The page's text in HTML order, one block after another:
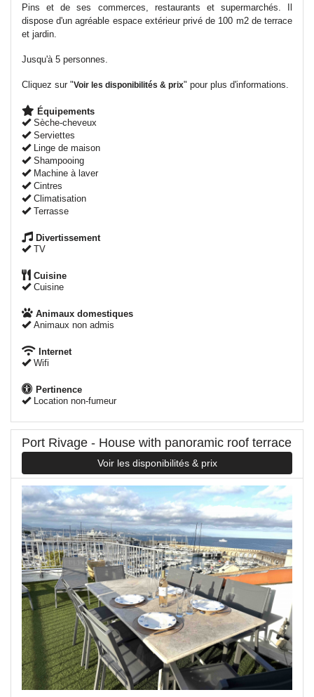
Pins et de ses commerces, restaurants et supermarchés. Il
dispose d'un agréable espace extérieur privé de 100 m2 de terrace
et jardin.
Jusqu'à 5 personnes.
Cliquez sur "Voir les disponibilités & prix" pour plus d'informations.
Équipements
Sèche-cheveux
Serviettes
Linge de maison
Shampooing
Machine à laver
Cintres
Climatisation
Terrasse
Divertissement
TV
Cuisine
Cuisine
Animaux domestiques
Animaux non admis
Internet
Wifi
Pertinence
Location non-fumeur
Port Rivage - House with panoramic roof terrace
Voir les disponibilités & prix